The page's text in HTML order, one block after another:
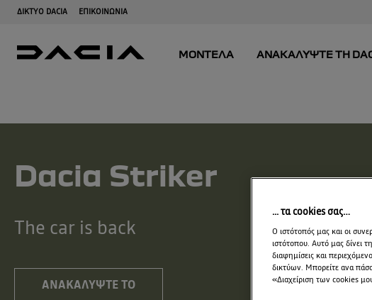
Dacia Striker
The car is back
ΑΝΑΚΑΛΎΨΤΕ ΤΟ
... τα cookies σας…
Ο ιστότοπός μας και οι
ιστότοπου. Αυτό μας δίνει
διαφημίσεις και
δικτύων. Μπορείτε ανα πάσα
«Διαχείριση των cookies